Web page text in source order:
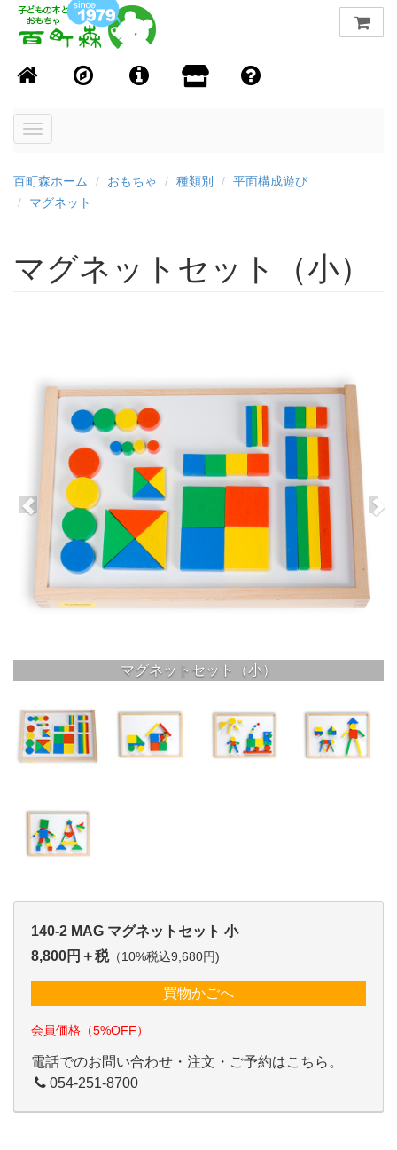
Toggle
百町森ホーム おもちゃ 種類別
平面構成遊び
マグネット
マグネットセット（小）
マグネットセット（小）
140-2 MAG マグネットセット 小
8,800円＋税（10%税込9,680円)
買物かごへ
会員価格（5%OFF）
電話でのお問い合わせ・注文・ご予約はこちら。
054-251-8700